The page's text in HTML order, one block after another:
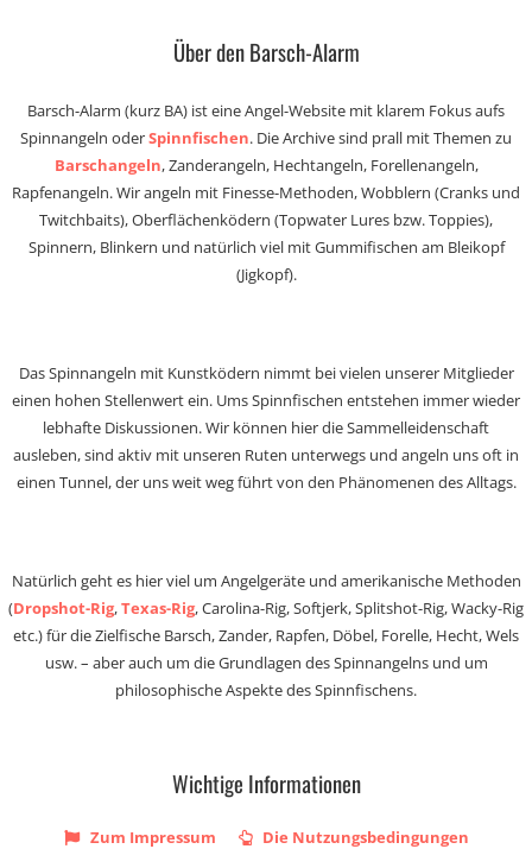
Über den Barsch-Alarm
Barsch-Alarm (kurz BA) ist eine Angel-Website mit klarem Fokus aufs
Spinnangeln oderSpinnfischen. Die Archive sind prall mit Themen zu
Barschangeln, Zanderangeln, Hechtangeln, Forellenangeln,
Rapfenangeln. Wir angeln mit Finesse-Methoden, Wobblern (Cranks und
Twitchbaits), Oberflächenködern (Topwater Lures bzw. Toppies),
Spinnern, Blinkern und natürlich viel mit Gummifischen am Bleikopf
(Jigkopf).
Das Spinnangeln mit Kunstködern nimmt bei vielen unserer Mitglieder
einen hohen Stellenwert ein. Ums Spinnfischen entstehen immer wieder
lebhafte Diskussionen. Wir können hier die Sammelleidenschaft
ausleben, sind aktiv mit unseren Ruten unterwegs und angeln uns oft in
einen Tunnel, der uns weit weg führt von den Phänomenen des Alltags.
Natürlich geht es hier viel um Angelgeräte und amerikanische Methoden
(Dropshot-Rig,Texas-Rig, Carolina-Rig, Softjerk, Splitshot-Rig, Wacky-Rig
etc.) für die Zielfische Barsch, Zander, Rapfen, Döbel, Forelle, Hecht, Wels
usw. – aber auch um die Grundlagen des Spinnangelns und um
philosophische Aspekte des Spinnfischens.
Wichtige Informationen
Zum Impressum Die Nutzungsbedingungen